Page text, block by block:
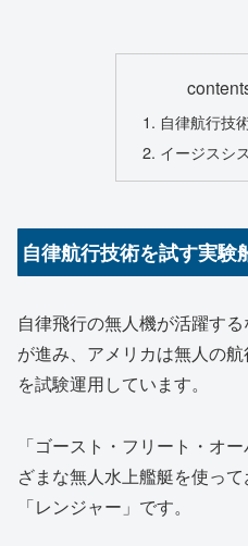
自律航行技
イージスシ
自律航行技術を試す実験
自律飛行の無人機が活躍す
が進み、アメリカは無人の
を試験運用しています。
「ゴースト・フリート・オ
ざまな無人水上艦艇を使っ
「レンジャー」です。